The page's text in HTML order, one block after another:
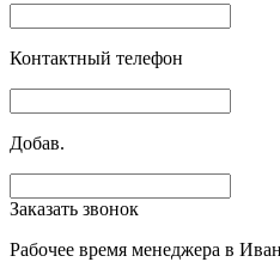
Контактный телефон
Добав.
Заказать звонок
Рабочее время менеджера в